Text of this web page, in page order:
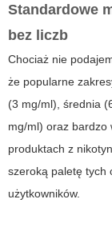
Standardowe
bez liczb
Chociaż nie
że popularne
(3 mg/ml), średnia
mg/ml) oraz bardzo
produktach z
szeroką paletę tych
użytkowników.